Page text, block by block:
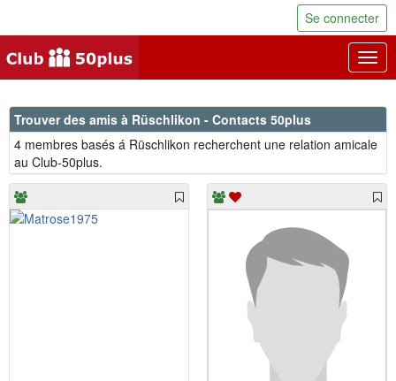
Se connecter
Trouver des amis à Rüschlikon - Contacts 50plus
4 membres basés á Rüschlikon recherchent une relation amicale
au Club-50plus.